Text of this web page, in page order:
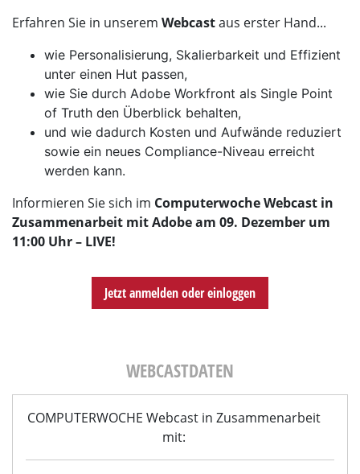
Erfahren Sie in unserem Webcastaus erster Hand...
wie Personalisierung, Skalierbarkeit und Effizient
unter einen Hut passen,
wie Sie durch Adobe Workfront als Single Point
of Truth den Überblick behalten,
und wie dadurch Kosten und Aufwände reduziert
sowie ein neues Compliance-Niveau erreicht
werden kann.
Informieren Sie sich im Computerwoche Webcast in
Zusammenarbeit mit Adobe am 09. Dezember um
11:00 Uhr – LIVE!
Jetzt anmelden oder einloggen
WEBCASTDATEN
COMPUTERWOCHE Webcast in Zusammenarbeit
mit: